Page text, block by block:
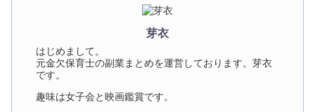
芽衣
はじめまして。
元金欠保育士の副業まとめを運営しております。芽衣
です。
趣味は女子会と映画鑑賞です。